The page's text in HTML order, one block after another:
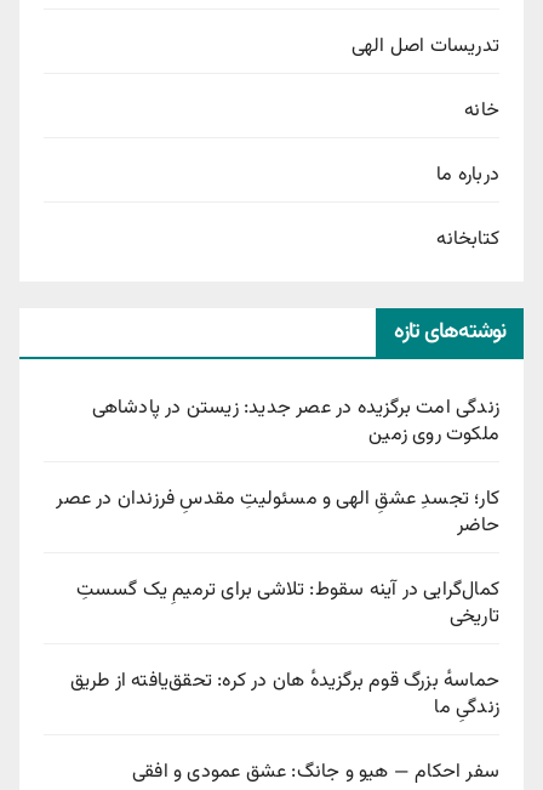
تدریسات اصل الهی
خانه
درباره ما
کتابخانه
نوشته‌های تازه
زندگی امت برگزیده در عصر جدید: زیستن در پادشاهی
ملکوت روی زمین
کار؛ تجسدِ عشقِ الهی و مسئولیتِ مقدسِ فرزندان در عصر
حاضر
کمال‌گرایی در آینه سقوط: تلاشی برای ترمیمِ یک گسستِ
تاریخی
حماسهٔ بزرگ قوم برگزیدهٔ هان در کره: تحقق‌یافته از طریق
زندگیِ ما
سفر احکام — هیو و جانگ: عشق عمودی و افقی